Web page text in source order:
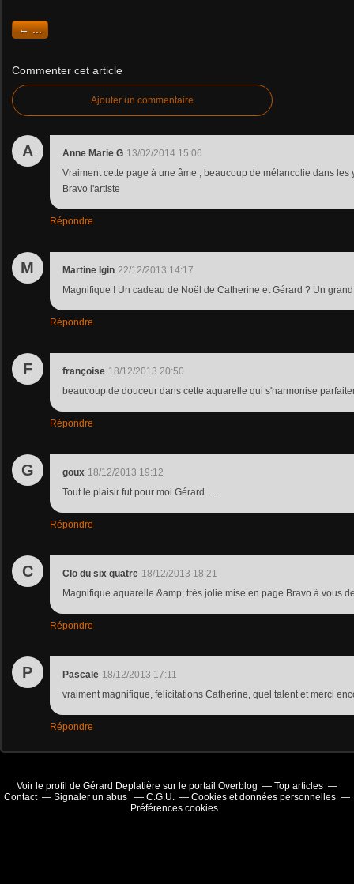
← ...
Commenter cet article
Ajouter un commentaire
A Anne Marie G 13/02/2014 15:06
Vraiment cette page à une âme , beaucoup de mélancolie dans les
Bravo l'artiste
Répondre
M Martine Igin 22/12/2013 14:17
Magnifique ! Un cadeau de Noël de Catherine et Gérard ? Un
Répondre
F françoise 18/12/2013 20:50
beaucoup de douceur dans cette aquarelle qui s'harmonise
Répondre
G goux 18/12/2013 19:12
Tout le plaisir fut pour moi Gérard.....
Répondre
C Clo du six quatre 18/12/2013 18:21
Magnifique aquarelle &amp; très jolie mise en page Bravo à vous
Répondre
P Pascale 18/12/2013 17:11
vraiment magnifique, félicitations Catherine, quel talent et merci
Répondre
Voir le profil de Gérard Deplatière sur le portail Overblog
Top articles
Contact
Signaler un abus C.G.U.
Cookies et données personnelles
Préférences cookies